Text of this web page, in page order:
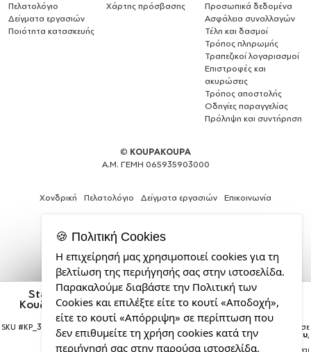
Star Wars, I Am Your Son, Κόκκινη Παιδική Ποδιά
Κουζίνας μαγειρικής ολόσωμη με τσέπες (ONE SIZE,
ΠΑΙΔΙΚΗ)
SKU #KP_34278_apron-kid-red Η παραγγελία σας θα παραδοθεί σε
courier έως τηνΤρίτη 18 Αυγούστου,
Σημείωση:Η παράδοση στο courier είναι
Πελατολόγιο
Δείγματα εργασιών
Ποιότητα κατασκευής
Χάρτης πρόσβασης
Προσωπικά δεδομένα
Ασφάλεια συναλλαγών
Τέλη και δασμοί
Τρόπος πληρωμής
Τραπεζικοί λογαριασμοί
Επιστροφές και
ακυρώσεις
Τρόπος αποστολής
Οδηγίες παραγγελίας
Πρόληψη και συντήρηση
© KOUPAKOUPA
Α.Μ. ΓΕΜΗ 065935903000
Χονδρική Πελατολόγιο Δείγματα εργασιών Επικοινωνία
Web
Design,
Social
Media
&
SEO
Agency
🍪 Πολιτική Cookies
Η επιχείρησή μας χρησιμοποιεί cookies για τη
βελτίωση της περιήγησής σας στην ιστοσελίδα.
Παρακαλούμε διαβάστε την Πολιτική των
Cookies και επιλέξτε είτε το κουτί «Αποδοχή»,
είτε το κουτί «Απόρριψη» σε περίπτωση που
δεν επιθυμείτε τη χρήση cookies κατά την
περιήγησή σας στην παρούσα ιστοσελίδα.